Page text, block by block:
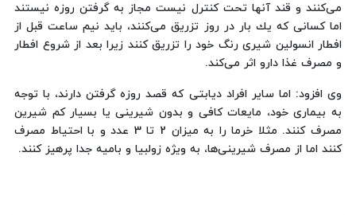
می‌كنند و قند آنها تحت كنترل نیست مجاز به گرفتن روزه نیستند
اما كسانی‌ كه یك بار در روز تزریق می‌كنند، باید نیم ساعت قبل از
افطار انسولین شیری رنگ خود را تزریق كنند زیرا بعد از شروع افطار
و مصرف غذا دارو اثر می‌كند.
وی افزود: اما سایر افراد دیابتی كه قصد روزه گرفتن دارند، با توجه
به بیماری خود، مایعات كافی و بدون شیرینی یا بسیار كم شیرین
مصرف كنند. مثلا خرما را به میزان 2 تا 3 عدد و با احتیاط مصرف
كنند اما از مصرف شیرینی‌ها، به ویژه زولبیا و بامیه جدا پرهیز كنند.